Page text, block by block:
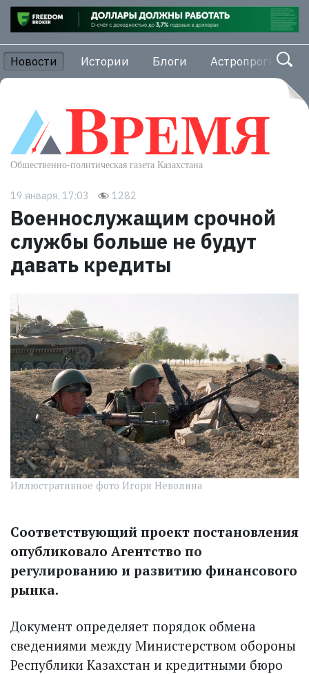
Новости Истории Блоги Астропрогноз
19 января, 17:03 1282
Военнослужащим срочной
службы больше не будут
давать кредиты
Иллюстративное фото Игоря Неволина
Соответствующий проект постановления
опубликовало Агентство по
регулированию и развитию финансового
рынка.
Документ определяет порядок обмена
сведениями между Министерством обороны
Республики Казахстан и кредитными бюро